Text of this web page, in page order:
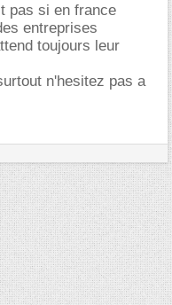
pas si en france
entreprises
toujours leur
n'hesitez pas a